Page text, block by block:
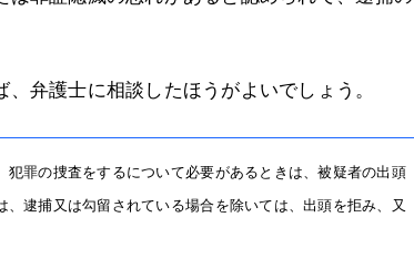
弁護士に相談したほうがよいでしょう。
罪の捜査をするについて必要があるときは、被疑者の出頭
逮捕又は勾留されている場合を除いては、出頭を拒み、又